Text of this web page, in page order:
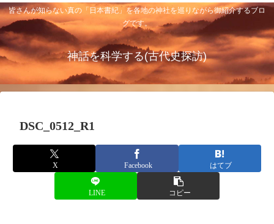
皆さんが知らない真の「日本書紀」を各地の神社を巡りながら御紹介するブロ
グです。
神話を科学する(古代史探訪)
DSC_0512_R1
X Facebook はてブ
LINE コピー